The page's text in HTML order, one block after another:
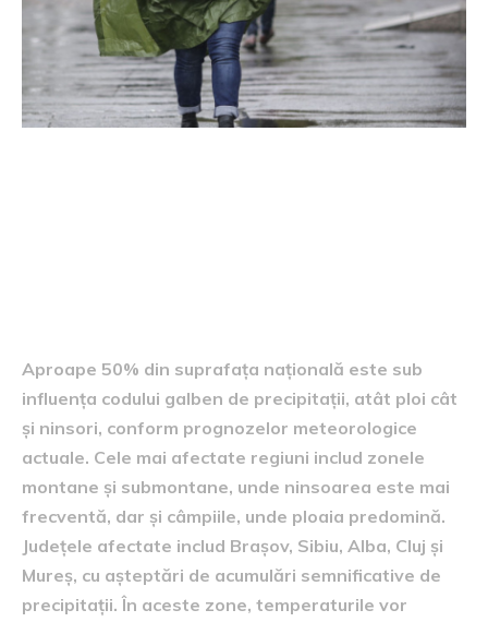
Aproape 50% din suprafața națională este sub
influența codului galben de precipitații, atât ploi cât
și ninsori, conform prognozelor meteorologice
actuale. Cele mai afectate regiuni includ zonele
montane și submontane, unde ninsoarea este mai
frecventă, dar și câmpiile, unde ploaia predomină.
Județele afectate includ Brașov, Sibiu, Alba, Cluj și
Mureș, cu așteptări de acumulări semnificative de
precipitații. În aceste zone, temperaturile vor